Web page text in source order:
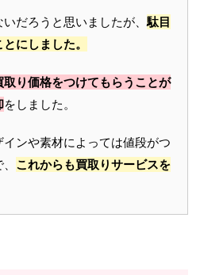
だろうと思いましたが、 駄目
にしました。
り価格をつけてもらうことが
をしました。
ンや素材によっては値段がつ
これからも買取りサービスを